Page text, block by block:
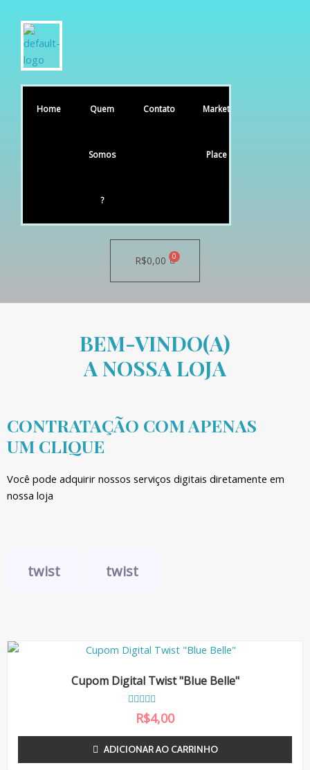
Home Quem
Somos
?
Contato Market
Place
R$0,00
BEM-VINDO(A)
A NOSSA LOJA
CONTRATAÇÃO COM APENAS
UM CLIQUE
Você pode adquirir nossos serviços digitais diretamente em
nossa loja
twist twist
Cupom Digital Twist "Blue Belle"
i
a
R$4,00
ADICIONAR AO CARRINHO